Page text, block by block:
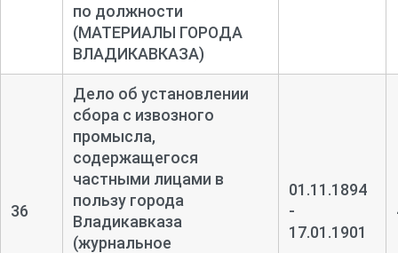
по должности
(МАТЕРИАЛЫ ГОРОДА
ВЛАДИКАВКАЗА)
36
Дело об установлении
сбора с извозного
промысла,
содержащегося
частными лицами в
пользу города
Владикавказа
(журнальное
01.11.1894
-
17.01.1901